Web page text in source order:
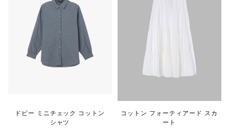
ドビー ミニチェック コットン
シャツ
コットン フォーティアード スカ
ート